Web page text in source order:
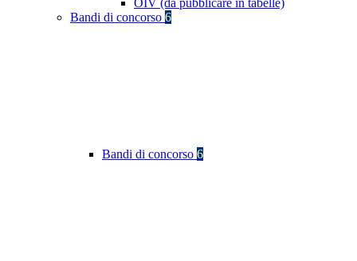
OIV (da pubblicare in tabelle)
Bandi di concorso 6
Bandi di concorso 6